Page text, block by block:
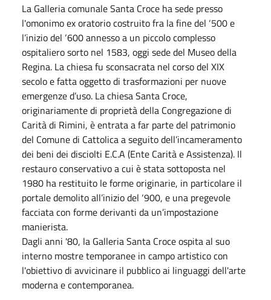
La Galleria comunale Santa Croce ha sede presso
l'omonimo ex oratorio costruito fra la fine del ‘500 e
l’inizio del ‘600 annesso a un piccolo complesso
ospitaliero sorto nel 1583, oggi sede del Museo della
Regina. La chiesa fu sconsacrata nel corso del XIX
secolo e fatta oggetto di trasformazioni per nuove
emergenze d’uso. La chiesa Santa Croce,
originariamente di proprietà della Congregazione di
Carità di Rimini, è entrata a far parte del patrimonio
del Comune di Cattolica a seguito dell’incameramento
dei beni dei disciolti E.C.A (Ente Carità e Assistenza). Il
restauro conservativo a cui è stata sottoposta nel
1980 ha restituito le forme originarie, in particolare il
portale demolito all’inizio del ‘900, e una pregevole
facciata con forme derivanti da un’impostazione
manierista.
Dagli anni '80, la Galleria Santa Croce ospita al suo
interno mostre temporanee in campo artistico con
l'obiettivo di avvicinare il pubblico ai linguaggi dell'arte
moderna e contemporanea.